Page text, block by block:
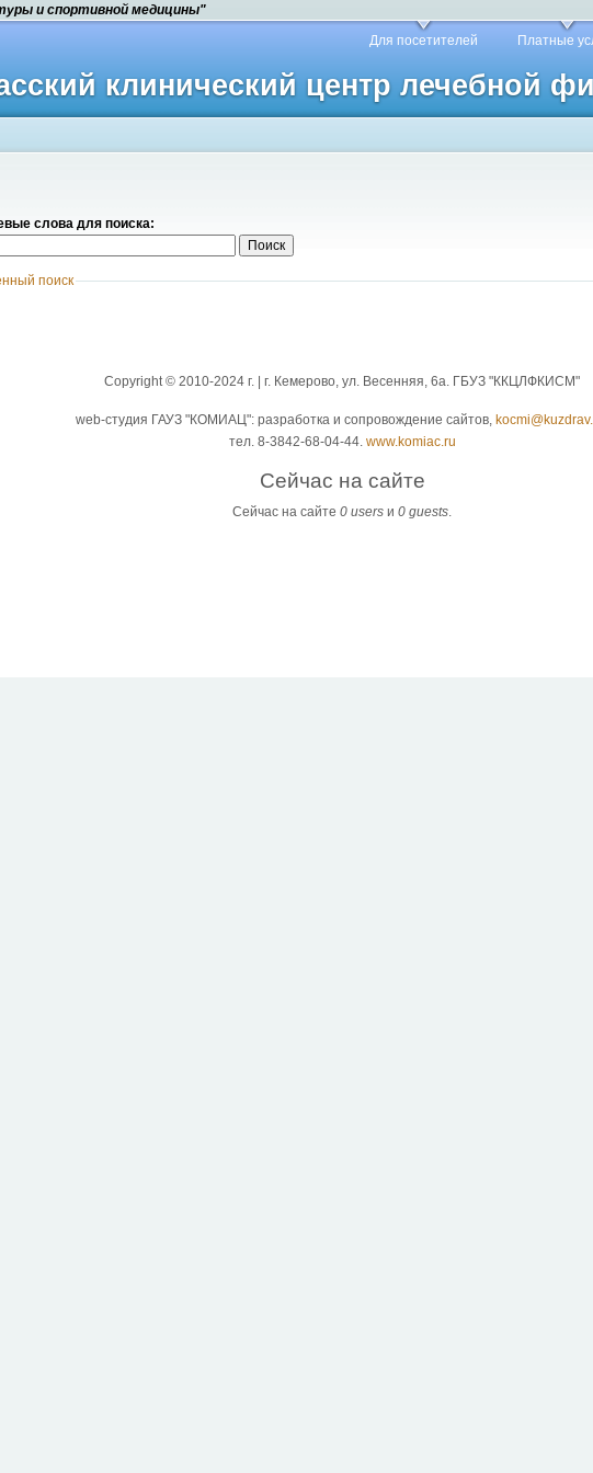
и спортивной медицины"
клинический центр лечебной
Для посетителей Платные
слова для поиска:
поиск
Copyright © 2010-2024 г. | г. Кемерово, ул. Весенняя, 6а. ГБУЗ "ККЦЛФКИСМ"
web-студия ГАУЗ "КОМИАЦ": разработка и сопровождение сайтов,
тел. 8-3842-68-04-44. www.komiac.ru
Сейчас на сайте
Сейчас на сайте 0 users и 0 guests.